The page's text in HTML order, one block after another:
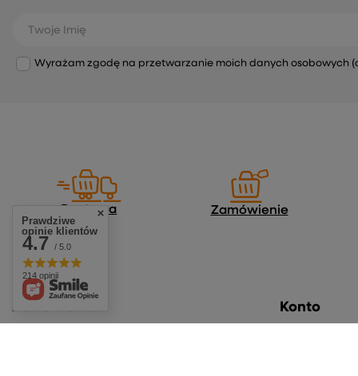
Twoje Imię
Wyrażam zgodę na przetwarzanie moich danych osobowych
Dostawa Zamówienie
Zamówienia Konto
Prawdziwe
opinie klientów
4.7 / 5.0
214 opinii